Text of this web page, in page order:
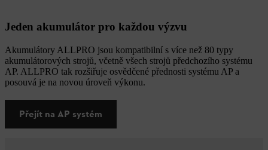
Jeden akumulátor pro každou výzvu
Akumulátory ALLPRO jsou kompatibilní s více než 80 typy
akumulátorových strojů, včetně všech strojů předchozího systému
AP. ALLPRO tak rozšiřuje osvědčené přednosti systému AP a
posouvá je na novou úroveň výkonu.
Přejít na AP systém